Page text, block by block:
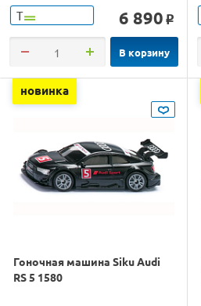
Т 6 890 o
В корзину
новинка
Гоночная машина Siku Audi
RS 5 1580